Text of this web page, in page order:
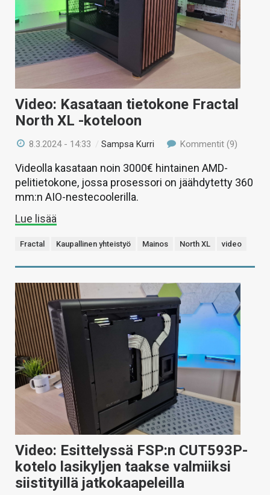
Video: Kasataan tietokone Fractal
North XL -koteloon
8.3.2024 - 14:33 /Sampsa Kurri Kommentit (9)
Videolla kasataan noin 3000€ hintainen AMD-
pelitietokone, jossa prosessori on jäähdytetty 360
mm:n AIO-nestecoolerilla.
Lue lisää
Fractal Kaupallinen yhteistyö Mainos North XL video
Video: Esittelyssä FSP:n CUT593P-
kotelo lasikyljen taakse valmiiksi
siistityillä jatkokaapeleilla